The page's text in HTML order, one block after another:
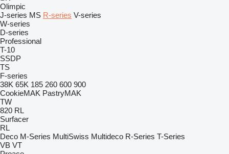
Olimpic
J-series MS R-series V-series
W-series
D-series
Professional
T-10
SSDP
TS
F-series
38K 65K 185 260 600 900
CookieMAK PastryMAK
TW
820 RL
Surfacer
RL
Deco M-Series MultiSwiss Multideco R-Series T-Series
VB VT